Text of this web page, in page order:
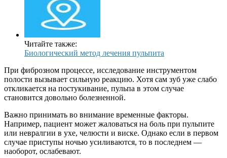
Читайте также:
Биологический метод лечения пульпита
При фиброзном процессе, исследование инструментом
полости вызывает сильную реакцию. Хотя сам зуб уже слабо
откликается на постукивание, пульпа в этом случае
становится довольно болезненной.
Важно принимать во внимание временные факторы.
Например, пациент может жаловаться на боль при пульпите
или невралгии в ухе, челюсти и виске. Однако если в первом
случае приступы ночью усиливаются, то в последнем —
наоборот, ослабевают.